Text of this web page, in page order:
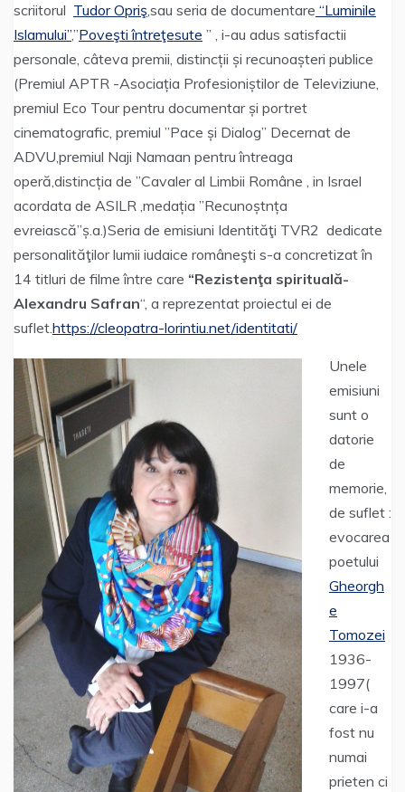
scriitorul Tudor Opriş,sau seria de documentare “Luminile
Islamului”,”Poveşti întreţesute ” , i-au adus satisfactii
personale, câteva premii, distincții și recunoașteri publice
(Premiul APTR -Asociația Profesioniștilor de Televiziune,
premiul Eco Tour pentru documentar și portret
cinematografic, premiul ”Pace și Dialog” Decernat de
ADVU,premiul Naji Namaan pentru întreaga
operă,distincția de ”Cavaler al Limbii Române , in Israel
acordata de ASILR ,medația ”Recunoștnța
evreiască”ș.a.)Seria de emisiuni Identităţi TVR2 dedicate
personalităţilor lumii iudaice româneşti s-a concretizat în
14 titluri de filme între care “Rezistenţa spirituală-
Alexandru Safran“, a reprezentat proiectul ei de
suflet.https://cleopatra-lorintiu.net/identitati/
Unele
emisiuni
sunt o
datorie
de
memorie,
de suflet :
evocarea
poetului
Gheorgh
e
Tomozei
1936-
1997(
care i-a
fost nu
numai
prieten ci